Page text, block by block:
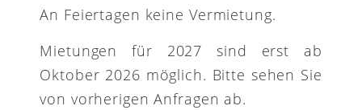
An Feiertagen keine Vermietung.
Mietungen für 2027 sind erst ab
Oktober 2026 möglich. Bitte sehen Sie
von vorherigen Anfragen ab.